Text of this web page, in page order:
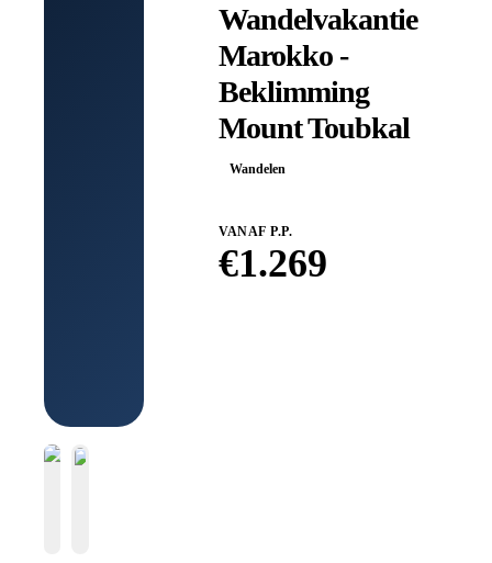
Wandelvakantie
Marokko -
Beklimming
Mount Toubkal
Wandelen
VANAF P.P.
€1.269